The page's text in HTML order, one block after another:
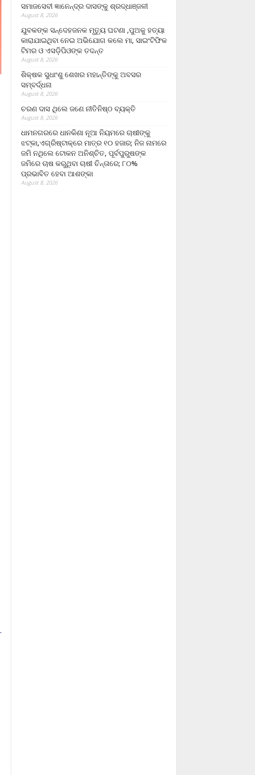
ସମାଜସେବୀ ଜ୍ଞାନେନ୍ଦ୍ର ଦାସଙ୍କୁ ଶ୍ରଦ୍ଧାଞ୍ଜଳୀ
August 8, 2026
ଯୁବକଙ୍କ ସନ୍ଦେହଜନକ ମୃତ୍ୟୁ ଘଟଣା ,ପୁଅକୁ ହତ୍ୟା
କାରାଯାଇଥିବା ନେଇ ଅଭିଯୋଗ କଲେ ମା, ସାଇଂଟିଫିକ
ଟିମର ଓ ଏସଡ଼ିପିଓଙ୍କ ତଦନ୍ତ
August 8, 2026
ଶିକ୍ଷକ ସୁଧାଂଶୁ ଶେଖର ମହାନ୍ତିଙ୍କୁ ଅବସର
ସମ୍ବର୍ଦ୍ଧନା
August 8, 2026
ଚରଣ ଦାସ ଥିଲେ ଜଣେ ନୀତିନିଷ୍ଠ ବ୍ୟକ୍ତି
August 8, 2026
ଧାମନଗରରେ ଧାନକିଣା ନୂଆ ନିୟମରେ ଚାଷୀଙ୍କୁ
ଝଟ୍‌କା,ଏଗ୍ରିଷ୍ଟାକ୍‌ରେ ମାତ୍ର ୧୦ ହଜାର; ନିଜ ନାମରେ
ଜମି ନଥିଲେ ଟୋକନ ଅନିଶ୍ଚିତ, ପୂର୍ବପୁରୁଷଙ୍କ
ଜମିରେ ଚାଷ କରୁଥିବା ଚାଷୀ ଚିନ୍ତାରେ; ୮୦%
ପ୍ରଭାବିତ ହେବା ଆଶଙ୍କା
August 8, 2026